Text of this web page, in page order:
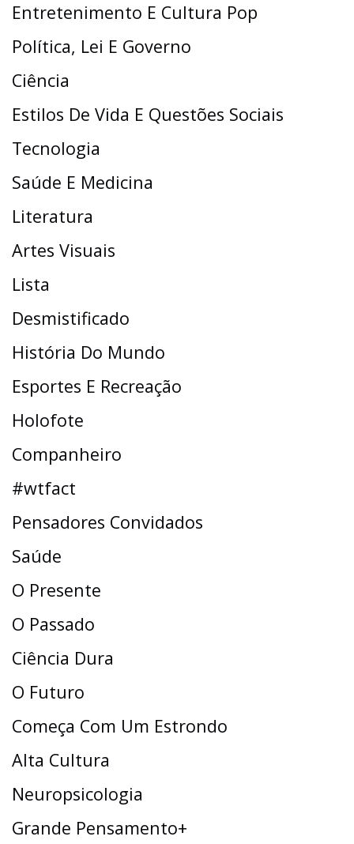
Entretenimento E Cultura Pop
Política, Lei E Governo
Ciência
Estilos De Vida E Questões Sociais
Tecnologia
Saúde E Medicina
Literatura
Artes Visuais
Lista
Desmistificado
História Do Mundo
Esportes E Recreação
Holofote
Companheiro
#wtfact
Pensadores Convidados
Saúde
O Presente
O Passado
Ciência Dura
O Futuro
Começa Com Um Estrondo
Alta Cultura
Neuropsicologia
Grande Pensamento+